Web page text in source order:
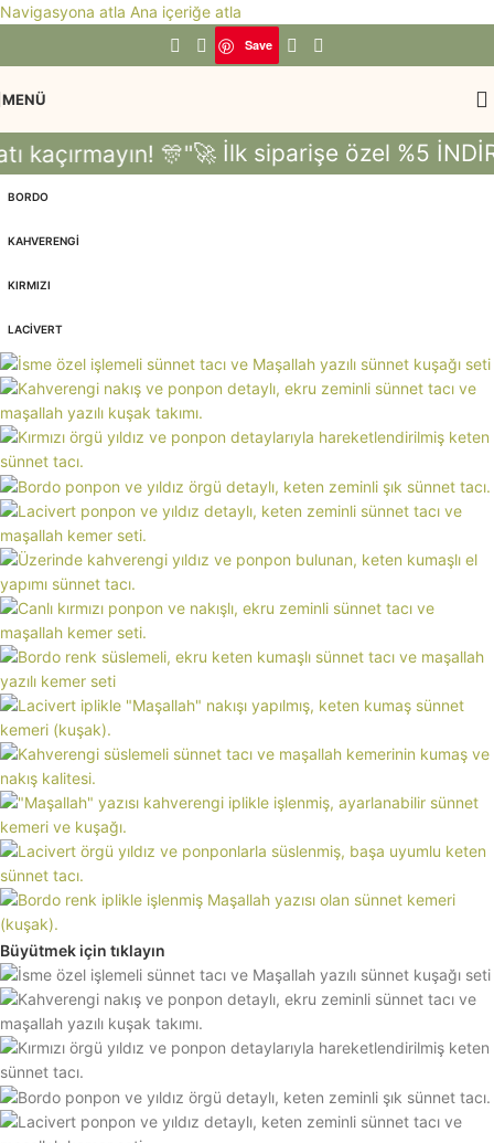
Navigasyona atla Ana içeriğe atla
Save
MENÜ
🎊"🚀 İlk siparişe özel %5
BORDO
KAHVERENGI
KIRMIZI
LACIVERT
Büyütmek için tıklayın